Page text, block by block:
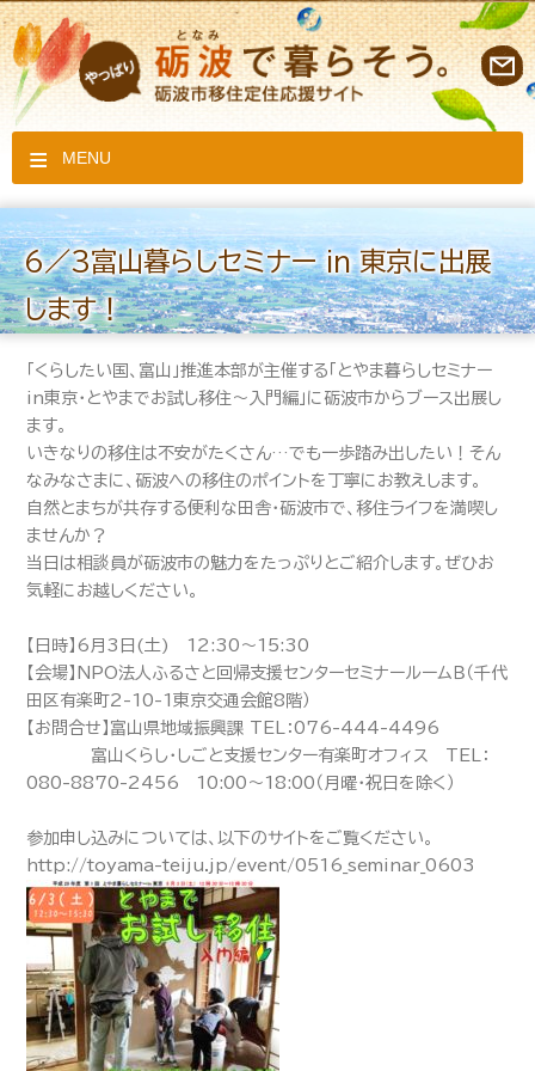
MENU
6／3富山暮らしセミナー in 東京に出展
します！
「くらしたい国、富山」推進本部が主催する「とやま暮らしセミナー
in東京・とやまでお試し移住～入門編」に砺波市からブース出展し
ます。
いきなりの移住は不安がたくさん…でも一歩踏み出したい！そん
なみなさまに、砺波への移住のポイントを丁寧にお教えします。
自然とまちが共存する便利な田舎・砺波市で、移住ライフを満喫し
ませんか？
当日は相談員が砺波市の魅力をたっぷりとご紹介します。ぜひお
気軽にお越しください。
【日時】6月3日(土) 12:30～15:30
【会場】NPO法人ふるさと回帰支援センターセミナールームＢ（千代
田区有楽町2-10-1東京交通会館8階）
【お問合せ】富山県地域振興課 TEL：076-444-4496
富山くらし・しごと支援センター有楽町オフィス TEL：
080-8870-2456 10:00～18:00（月曜・祝日を除く）
参加申し込みについては、以下のサイトをご覧ください。
http://toyama-teiju.jp/event/0516_seminar_0603